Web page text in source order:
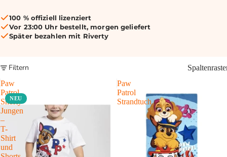
100 % offiziell lizenziert
Vor 23:00 Uhr bestellt, morgen geliefert
Später bezahlen mit Riverty
Filtern
Paw
Patrol
Shorty
Jungen
–
T-
Shirt
und
NEU
Paw
Patrol
Strandtuch